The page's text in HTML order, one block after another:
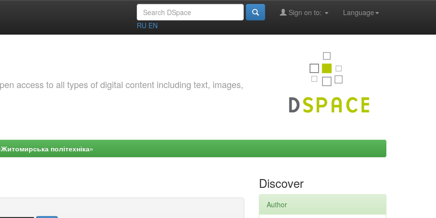
Language
Sign on to:
RU EN
access to all types of digital content including text, images,
політехніка»
Discover
Author